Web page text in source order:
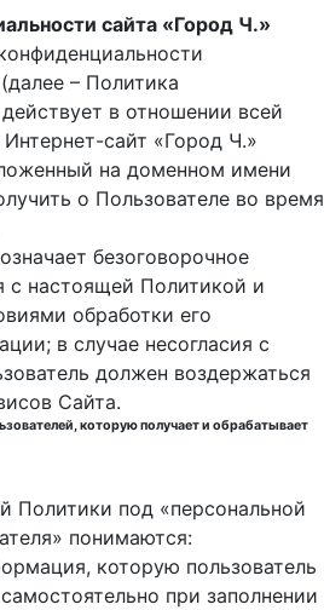
сайта «Город Ч.»
– Политика
в отношении всей
сайт «Город Ч.»
на доменном имени
о Пользователе во время
безоговорочное
с настоящей Политикой и
обработки его
в случае несогласия с
должен воздержаться
Сайта.
которую получает и обрабатывает
Политики под «персональной
понимаются:
которую пользователь
при заполнении